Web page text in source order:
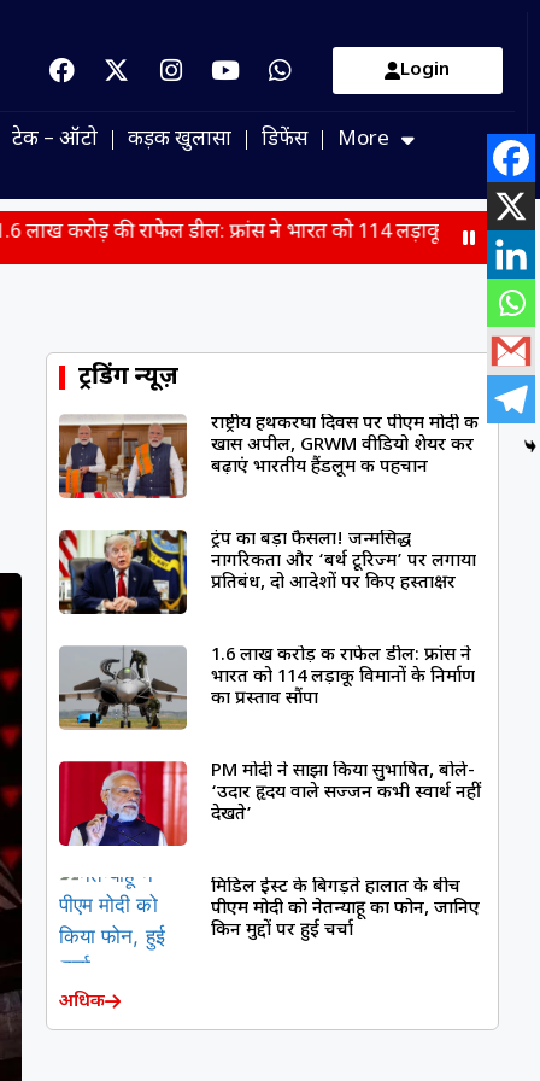
Login
टेक – ऑटो कड़क खुलासा डिफेंस More
राफेल डील: फ्रांस ने भारत को 114 लड़ाकू विमानों के निर्माण का
ट्रेंडिंग न्यूज़
राष्ट्रीय हथकरघा दिवस पर पीएम मोदी की
खास अपील, GRWM वीडियो शेयर कर
बढ़ाएं भारतीय हैंडलूम की पहचान
ट्रंप का बड़ा फैसला! जन्मसिद्ध
नागरिकता और ‘बर्थ टूरिज्म’ पर लगाया
प्रतिबंध, दो आदेशों पर किए हस्ताक्षर
1.6 लाख करोड़ की राफेल डील: फ्रांस ने
भारत को 114 लड़ाकू विमानों के निर्माण
का प्रस्ताव सौंपा
PM मोदी ने साझा किया सुभाषित, बोले-
‘उदार हृदय वाले सज्जन कभी स्वार्थ नहीं
देखते’
मिडिल ईस्ट के बिगड़ते हालात के बीच
पीएम मोदी को नेतन्याहू का फोन, जानिए
किन मुद्दों पर हुई चर्चा
अधिक